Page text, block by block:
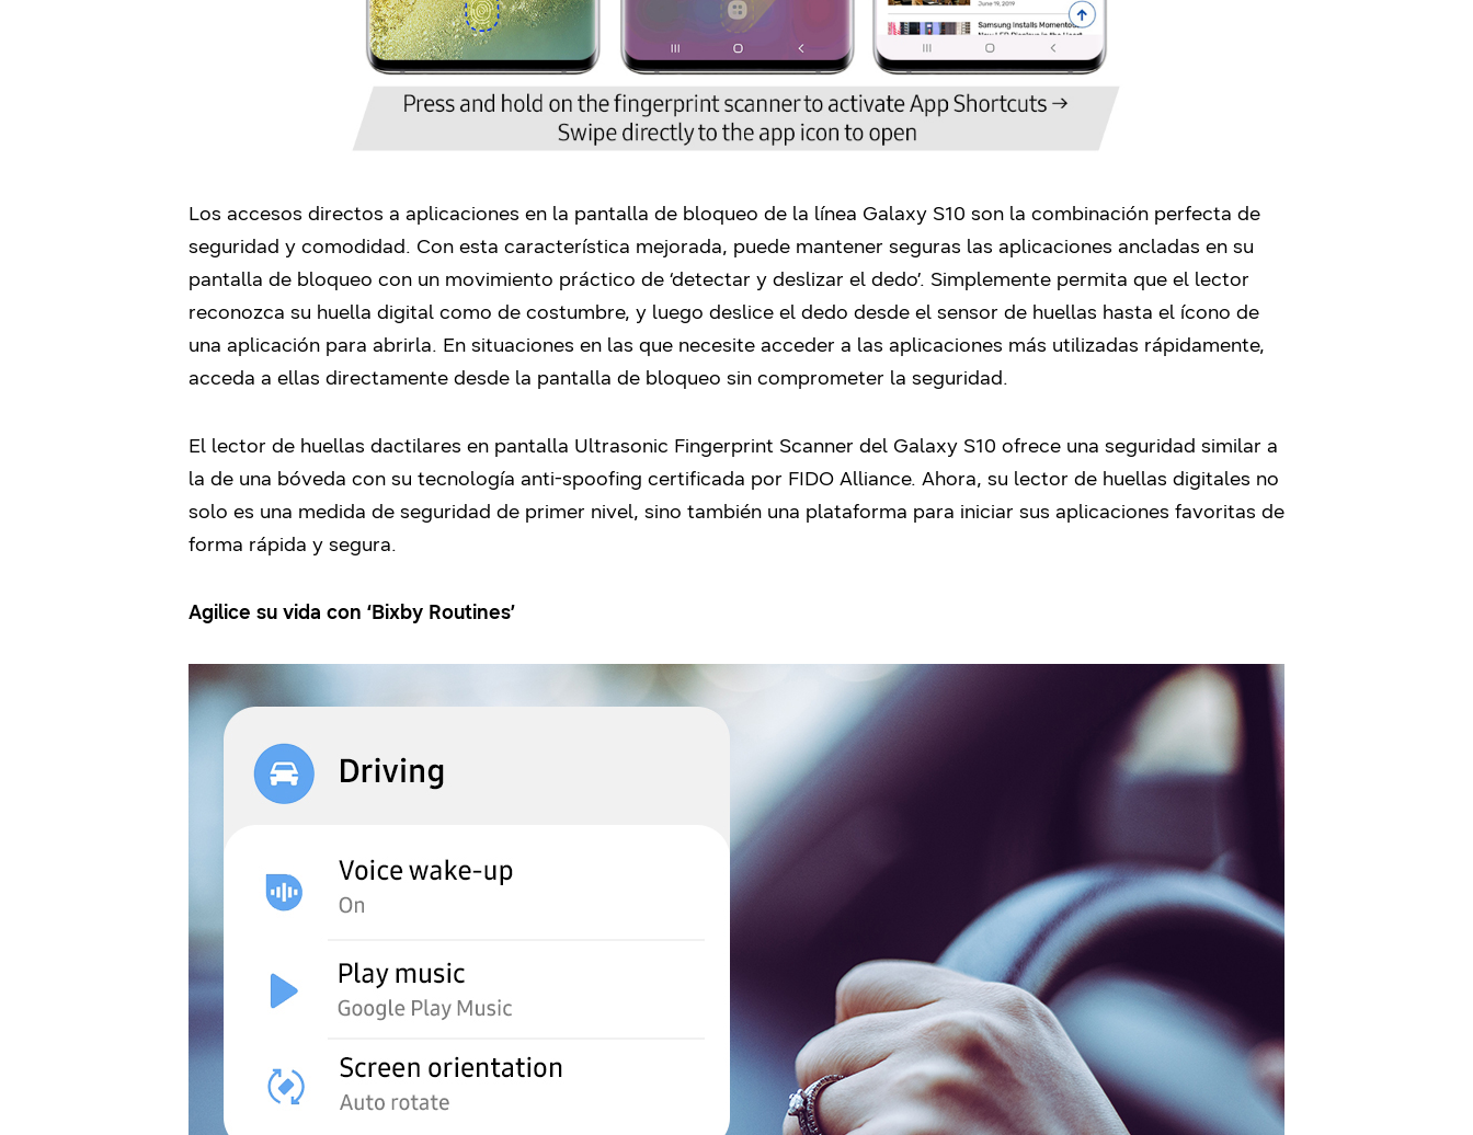
Los accesos directos a aplicaciones en la pantalla de bloqueo de la línea Galaxy S10 son la combinación perfecta de
seguridad y comodidad. Con esta característica mejorada, puede mantener seguras las aplicaciones ancladas en su
pantalla de bloqueo con un movimiento práctico de ‘detectar y deslizar el dedo’. Simplemente permita que el lector
reconozca su huella digital como de costumbre, y luego deslice el dedo desde el sensor de huellas hasta el ícono de
una aplicación para abrirla. En situaciones en las que necesite acceder a las aplicaciones más utilizadas rápidamente,
acceda a ellas directamente desde la pantalla de bloqueo sin comprometer la seguridad.
El lector de huellas dactilares en pantalla Ultrasonic Fingerprint Scanner del Galaxy S10 ofrece una seguridad similar a
la de una bóveda con su tecnología anti-spoofing certificada por FIDO Alliance. Ahora, su lector de huellas digitales no
solo es una medida de seguridad de primer nivel, sino también una plataforma para iniciar sus aplicaciones favoritas de
forma rápida y segura.
Agilice su vida con ‘Bixby Routines’